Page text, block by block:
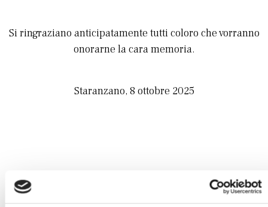
Si ringraziano anticipatamente tutti coloro che vorranno
onorarne la cara memoria.
Staranzano, 8 ottobre 2025